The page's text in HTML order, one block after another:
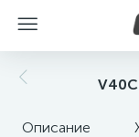
Описание